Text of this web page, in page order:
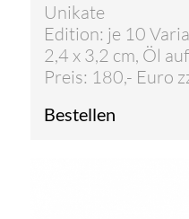
Unikate
Edition: je 10
2,4 x 3,2 cm, Öl
Preis: 180,- Euro
Bestellen